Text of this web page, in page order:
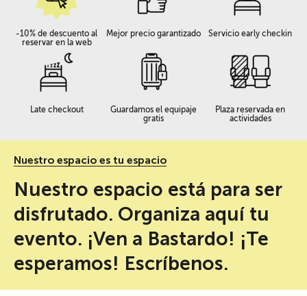
-10% de descuento al
reservar en la web
Mejor precio garantizado Servicio early checkin
Late checkout
Guardamos el equipaje
gratis
Plaza reservada en
actividades
Nuestro espacio es tu espacio
Nuestro espacio está para ser
disfrutado. Organiza aquí tu
evento. ¡Ven a Bastardo! ¡Te
esperamos! Escríbenos.